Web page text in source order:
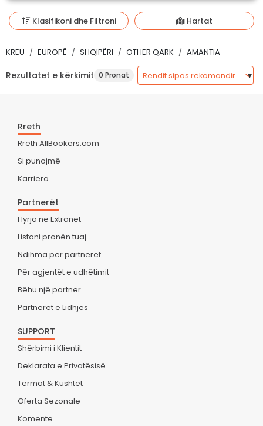
Klasifikoni dhe Filtroni Hartat
KREU EUROPË SHQIPËRI OTHER QARK AMANTIA
Rezultatet e kërkimit 0 Pronat
Rreth
Rreth AllBookers.com
Si punojmë
Karriera
Partnerët
Hyrja në Extranet
Listoni pronën tuaj
Ndihma për partnerët
Për agjentët e udhëtimit
Bëhu një partner
Partnerët e Lidhjes
SUPPORT
Shërbimi i Klientit
Deklarata e Privatësisë
Termat & Kushtet
Oferta Sezonale
Komente